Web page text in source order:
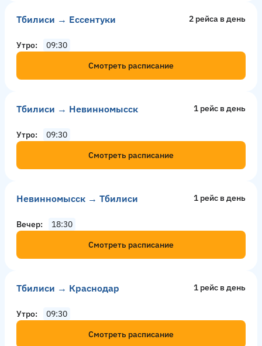
Тбилиси → Ессентуки 2 рейсa в день
Утро
09:30
Смотреть расписание
Тбилиси → Невинномысск 1 рейс в день
Утро
09:30
Смотреть расписание
Невинномысск → Тбилиси 1 рейс в день
Вечер
18:30
Смотреть расписание
Тбилиси → Краснодар 1 рейс в день
Утро
09:30
Смотреть расписание